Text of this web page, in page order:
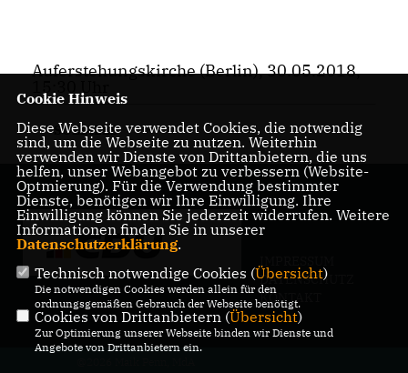
Auferstehungskirche (Berlin), 30.05.2018,
SOZIALES
DATENSCHUTZ
KONTAKT
Cookie Hinweis
Diese Webseite verwendet Cookies, die notwendig
sind, um die Webseite zu nutzen. Weiterhin
verwenden wir Dienste von Drittanbietern, die uns
helfen, unser Webangebot zu verbessern (Website-
Optmierung). Für die Verwendung bestimmter
Dienste, benötigen wir Ihre Einwilligung. Ihre
Einwilligung können Sie jederzeit widerrufen. Weitere
Informationen finden Sie in unserer
Datenschutzerklärung.
Technisch notwendige Cookies (Übersicht)
Die notwendigen Cookies werden allein für den
ordnungsgemäßen Gebrauch der Webseite benötigt.
Cookies von Drittanbietern (Übersicht)
Zur Optimierung unserer Webseite binden wir Dienste und
Angebote von Drittanbietern ein.